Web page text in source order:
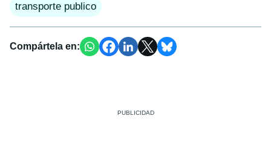
transporte publico
Compártela en: